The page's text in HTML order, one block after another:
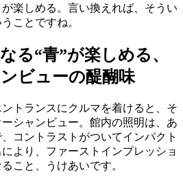
が楽しめる。言い換えれば、そうい
ことですね。
る“青”が楽しめる、
ビューの醍醐味
トランスにクルマを着けると、そ
シャンビュー。館内の照明は、あ
コントラストがついてインパクト
より、ファーストインプレッショ
こと、うけあいです。